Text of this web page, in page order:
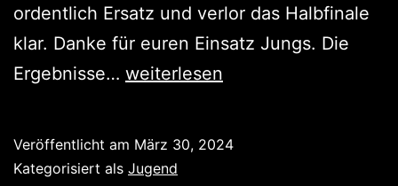
ordentlich Ersatz und verlor das Halbfinale
klar. Danke für euren Einsatz Jungs. Die
Ergebnisse… Die
ab,
weiterlesen
Veröffentlicht am März 30, 2024
Kategorisiert als Jugend